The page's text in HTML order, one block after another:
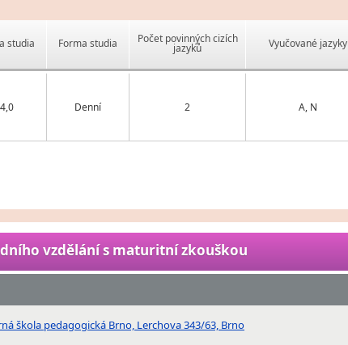
studia Forma studia Počet povinných cizích
jazyků Vyučované jazyky
4,0 Denní 2 A, N
vzdělání s maturitní zkouškou
škola pedagogická Brno, Lerchova 343/63, Brno